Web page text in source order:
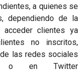
a quienes se
dependiendo de la
acceder clientes ya
no inscritos,
las redes sociales
o en Twitter